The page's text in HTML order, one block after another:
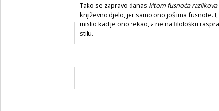
Tako se zapravo danas kitom fusnoća razlikova
književno djelo, jer samo ono još ima fusnote.
mislio kad je ono rekao, a ne na filološku
stilu.